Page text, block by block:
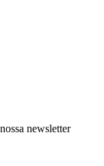
newsletter